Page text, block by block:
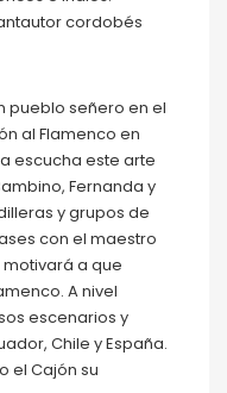
cordobés
pueblo señero en el
al Flamenco en
escucha este arte
Fernanda y
y grupos de
con el maestro
motivará a que
A nivel
escenarios y
Chile y España.
el Cajón su